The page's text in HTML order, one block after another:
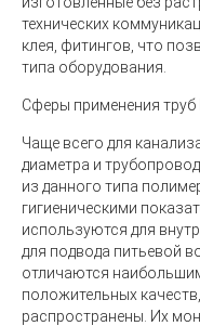
технических
клея, фитингов, что
типа оборудования.
Сферы применения
Чаще всего для
диаметра и
из данного типа
гигиеническими
используются для
для подвода питьевой
отличаются
положительных
распространены. Их